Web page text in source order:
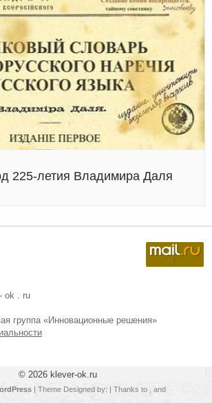
225-летия Владимира Даля
ok . ru
группа «Инновационные решения»
© 2026 klever-ok.ru
| Theme Designed by: | Thanks to and